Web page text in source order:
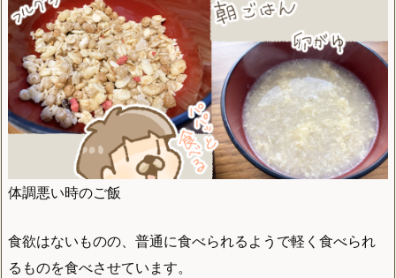
体調悪い時のご飯
食欲はないものの、普通に食べられるようで軽く食べられ
るものを食べさせています。